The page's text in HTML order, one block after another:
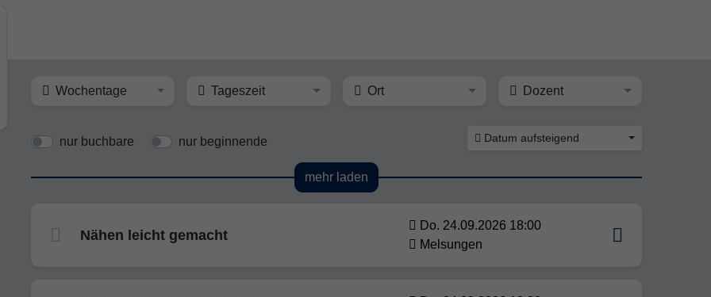
Wochentage Tageszeit Ort Dozent
nur buchbare nur beginnende Datum aufsteigend
mehr laden
Nähen leicht gemacht
Do. 24.09.2026 18:00
Melsungen